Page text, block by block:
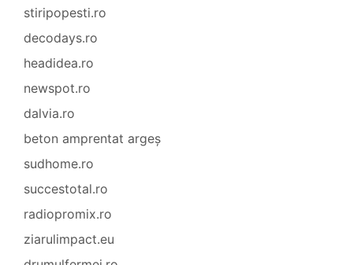
stiripopesti.ro
decodays.ro
headidea.ro
newspot.ro
dalvia.ro
beton amprentat argeș
sudhome.ro
succestotal.ro
radiopromix.ro
ziarulimpact.eu